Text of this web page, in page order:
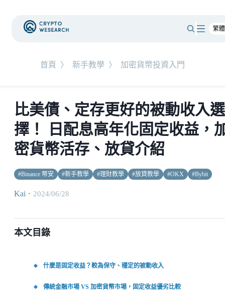
首頁 〉 新手教學 〉 加密貨幣投資入門
比美債、定存更好的被動收入選
擇！ 日配息高年化固定收益，
密貨幣活存、放貸介紹
#Binance 幣安 #新手教學 #理財教學 #放貸教學 #OKX #Bybit
Kai ・ 2024/06/28
本文目錄
什麼是固定收益？較為保守、穩定的被動收入
傳統金融市場 VS 加密貨幣市場，固定收益優劣比較